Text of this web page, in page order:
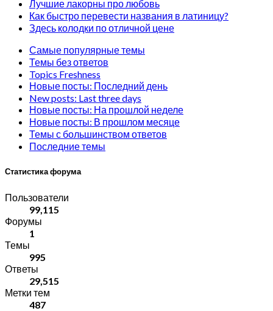
Лучшие лакорны про любовь
Как быстро перевести названия в латиницу?
Здесь колодки по отличной цене
Самые популярные темы
Темы без ответов
Topics Freshness
Новые посты: Последний день
New posts: Last three days
Новые посты: На прошлой неделе
Новые посты: В прошлом месяце
Темы с большинством ответов
Последние темы
Статистика форума
Пользователи
99,115
Форумы
1
Темы
995
Ответы
29,515
Метки тем
487